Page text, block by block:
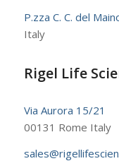
P.zza C. C. del
Italy
Rigel Life
Via Aurora 15/21
00131 Rome Italy